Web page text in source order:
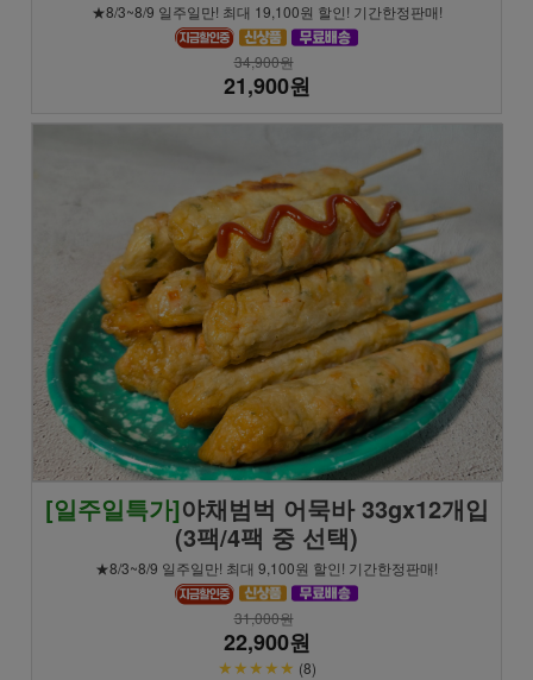
★8/3~8/9 일주일만! 최대 19,100원 할인! 기간한정판매!
34,900원
21,900원
[일주일특가]야채범벅 어묵바 33gx12개입
(3팩/4팩 중 선택)
★8/3~8/9 일주일만! 최대 9,100원 할인! 기간한정판매!
31,000원
22,900원
★★★★★ (8)